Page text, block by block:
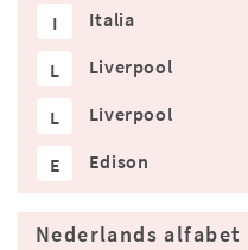
I Italia
L Liverpool
L Liverpool
E Edison
Nederlands alfabet